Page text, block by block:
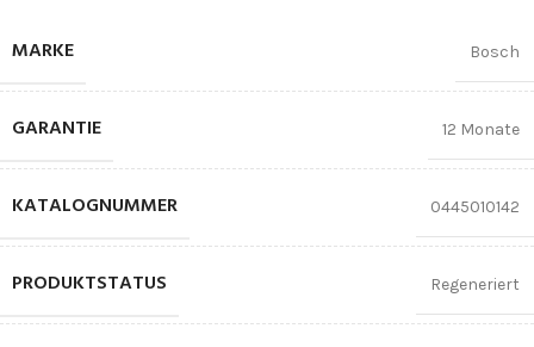
MARKE Bosch
GARANTIE 12 Monate
KATALOGNUMMER 0445010142
PRODUKTSTATUS Regeneriert